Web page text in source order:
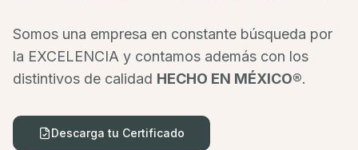
Somos una empresa en constante búsqueda por
la EXCELENCIA y contamos además con los
distintivos de calidad HECHO EN MÉXICO®.
Descarga tu Certificado